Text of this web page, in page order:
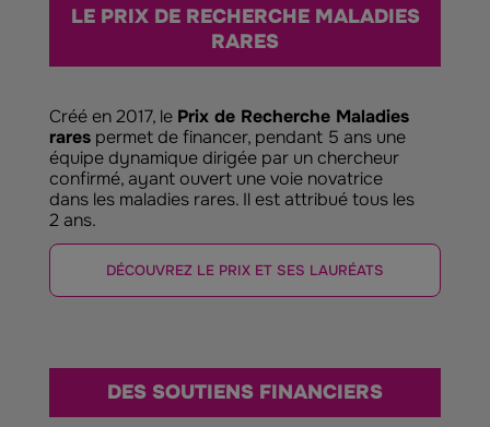
LE PRIX DE RECHERCHE MALADIES
RARES
Créé en 2017, le Prix de Recherche Maladies
rarespermet de financer, pendant 5 ans une
équipe dynamique dirigée par un chercheur
confirmé, ayant ouvert une voie novatrice
dans les maladies rares. Il est attribué tous les
2 ans.
DÉCOUVREZ LE PRIX ET SES LAURÉATS
DES SOUTIENS FINANCIERS